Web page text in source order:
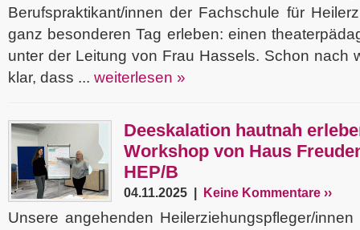
Berufspraktikant/innen der Fachschule für
ganz besonderen Tag erleben: einen
unter der Leitung von Frau Hassels. Schon nach
klar, dass ... weiterlesen »
Deeskalation hautnah
Workshop von Haus
HEP/B
04.11.2025 | Keine Kommentare ››
Unsere angehenden Heilerziehungspfleger/